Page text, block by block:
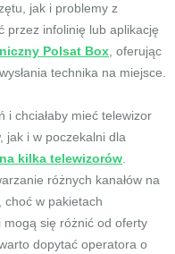
jak i problemy z
przez infolinię lub aplikację
Polsat Box , oferując
technika na miejsce.
i chciałaby mieć telewizor
jak i w poczekalni dla
kilka telewizorów
różnych kanałów na
choć w pakietach
mogą się różnić od oferty
dopytać operatora o